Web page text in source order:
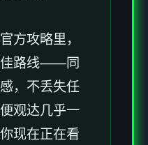
方攻略里，
佳路线——同
，不丢失任
观达几乎一
现在正在看